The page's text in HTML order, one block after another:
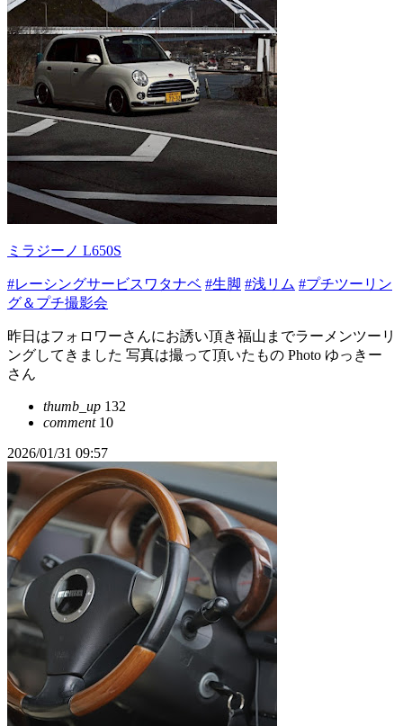
ミラジーノ L650S
#レーシングサービスワタナベ #生脚 #浅リム #プチツーリン
グ＆プチ撮影会
昨日はフォロワーさんにお誘い頂き福山までラーメンツーリ
ングしてきました 写真は撮って頂いたもの Photo ゆっきー
さん
thumb_up 132
comment10
2026/01/31 09:57